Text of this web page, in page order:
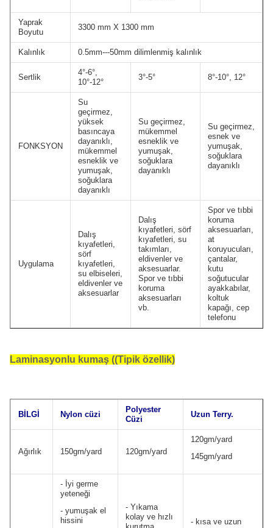
Yaprak
Boyutu
3300 mm X 1300 mm
Kalınlık 0.5mm---50mm dilimlenmiş kalınlık
Sertlik
4°-6°,
10°-12°
3°-5° 8°-10°, 12°
FONKSYON
Su
geçirmez,
yüksek
basıncaya
dayanıklı,
mükemmel
esneklik ve
yumuşak,
soğuklara
dayanıklı
Su geçirmez,
mükemmel
esneklik ve
yumuşak,
soğuklara
dayanıklı
Su geçirmez,
esnek ve
yumuşak,
soğuklara
dayanıklı
Uygulama
Dalış
kıyafetleri,
sörf
kıyafetleri,
su elbiseleri,
eldivenler ve
aksesuarlar
Dalış
kıyafetleri, sörf
kıyafetleri, su
takımları,
eldivenler ve
aksesuarlar.
Spor ve tıbbi
koruma
aksesuarları
vb.
Spor ve tıbbi
koruma
aksesuarları,
at
koruyucuları,
çantalar,
kutu
soğutucular
ayakkabılar,
koltuk
kapağı, cep
telefonu
Laminasyonlu kumaş ((Tipik özellik)
BİLGİ Nylon cüzi
Polyester
Cüzi
Uzun Terry.
Ağırlık 150gm/yard 120gm/yard
120gm/yard
145gm/yard
- İyi germe
yeteneği
- yumuşak el
hissini
- Yıkama
kolay ve hızlı
- kısa ve uzun